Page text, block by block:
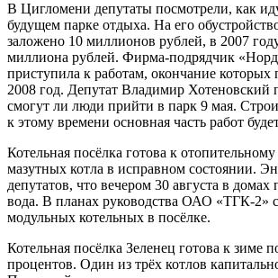
В Цигломени депутаты посмотрели, как
будущем парке отдыха. На его
заложено 10 миллионов рублей, в 2007
миллиона рублей. Фирма-подрядчик
приступила к работам, окончание которых
2008 год. Депутат Владимир Хотеновский
смогут ли люди прийти в парк 9 мая.
к этому времени основная часть работ
Котельная посёлка готова к отопительному
мазутных котла в исправном состоянии.
депутатов, что вечером 30 августа в домах
вода. В планах руководства ОАО «ТГК-2»
модульных котельных в посёлке.
Котельная посёлка Зеленец готова к зиме
процентов. Один из трёх котлов